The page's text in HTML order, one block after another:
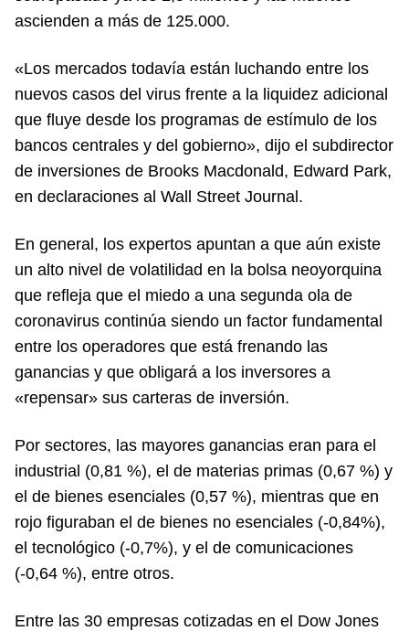
ascienden a más de 125.000.
«Los mercados todavía están luchando entre los
nuevos casos del virus frente a la liquidez adicional
que fluye desde los programas de estímulo de los
bancos centrales y del gobierno», dijo el subdirector
de inversiones de Brooks Macdonald, Edward Park,
en declaraciones al Wall Street Journal.
En general, los expertos apuntan a que aún existe
un alto nivel de volatilidad en la bolsa neoyorquina
que refleja que el miedo a una segunda ola de
coronavirus continúa siendo un factor fundamental
entre los operadores que está frenando las
ganancias y que obligará a los inversores a
«repensar» sus carteras de inversión.
Por sectores, las mayores ganancias eran para el
industrial (0,81 %), el de materias primas (0,67 %) y
el de bienes esenciales (0,57 %), mientras que en
rojo figuraban el de bienes no esenciales (-0,84%),
el tecnológico (-0,7%), y el de comunicaciones
(-0,64 %), entre otros.
Entre las 30 empresas cotizadas en el Dow Jones